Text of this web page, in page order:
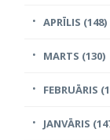
APRĪLIS (148)
MARTS (130)
FEBRUĀRIS
JANVĀRIS